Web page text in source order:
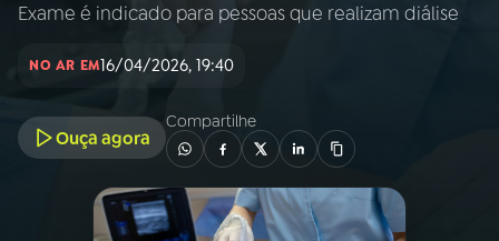
02A RÁDIO
PROGRAMAÇÃO
Exame é indicado para pessoas que realizam diálise
NO AR EM16/04/2026, 19:40
Ouça agora
Compartilhe